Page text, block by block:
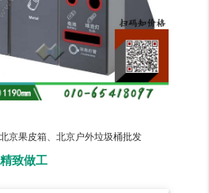
京果皮箱、北京户外垃圾桶批发
致做工